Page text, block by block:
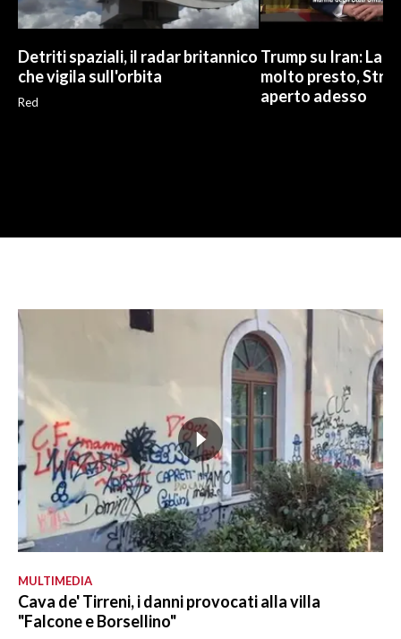
Detriti spaziali, il radar britannico
che vigila sull'orbita
Red
Trump su Iran: La
molto presto,
aperto adesso
MULTIMEDIA
Cava de' Tirreni, i danni provocati alla villa
"Falcone e Borsellino"